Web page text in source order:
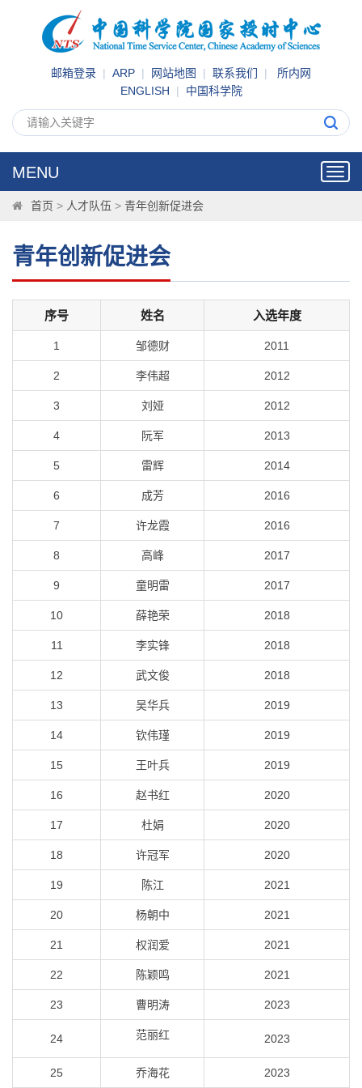
邮箱登录 | ARP | 网站地图 | 联系我们 | 所内网
ENGLISH | 中国科学院
MENU
首页 > 人才队伍 > 青年创新促进会
青年创新促进会
序号 姓名 入选年度
1 邹德财 2011
2 李伟超 2012
3 刘娅 2012
4 阮军 2013
5 雷辉 2014
6 成芳 2016
7 许龙霞 2016
8 高峰 2017
9 童明雷 2017
10 薛艳荣 2018
11 李实锋 2018
12 武文俊 2018
13 吴华兵 2019
14 钦伟瑾 2019
15 王叶兵 2019
16 赵书红 2020
17 杜娟 2020
18 许冠军 2020
19 陈江 2021
20 杨朝中 2021
21 权润爱 2021
22 陈颖鸣 2021
23 曹明涛 2023
24 范丽红 2023
25 乔海花 2023